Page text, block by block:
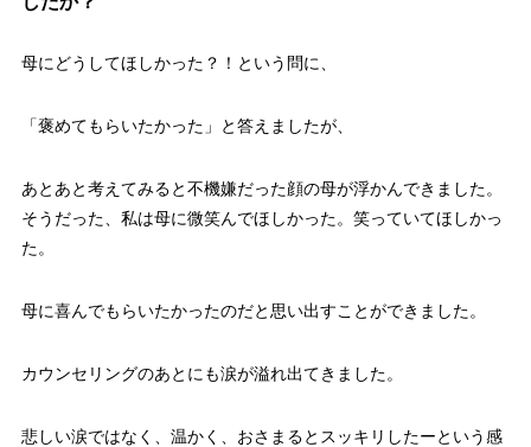
母にどうしてほしかった？！という問に、
「褒めてもらいたかった」と答えましたが、
あとあと考えてみると不機嫌だった顔の母が浮かんできました。
そうだった、私は母に微笑んでほしかった。笑っていてほしかっ
た。
母に喜んでもらいたかったのだと思い出すことができました。
カウンセリングのあとにも涙が溢れ出てきました。
悲しい涙ではなく、温かく、おさまるとスッキリしたーという感